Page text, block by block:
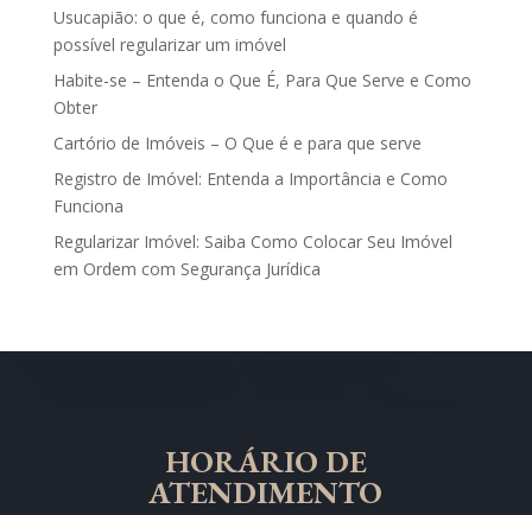
Usucapião: o que é, como funciona e quando é
possível regularizar um imóvel
Habite-se – Entenda o Que É, Para Que Serve e Como
Obter
Cartório de Imóveis – O Que é e para que serve
Registro de Imóvel: Entenda a Importância e Como
Funciona
Regularizar Imóvel: Saiba Como Colocar Seu Imóvel
em Ordem com Segurança Jurídica
HORÁRIO DE
ATENDIMENTO